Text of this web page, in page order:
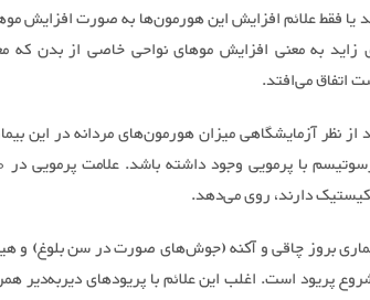
یا فقط علائم افزایش این هورمون‌ها به صورت افزایش
زاید به معنی افزایش موهای نواحی خاصی از بدن که
اتفاق می‌افتد.
نظر آزمایشگاهی میزان هورمون‌های مردانه در این
دارند، روی می‌دهد.
بروز چاقی و آکنه (جوش‌های صورت در سن بلوغ) و
پریود است. اغلب این علائم با پریودهای دیر‌به‌دیر